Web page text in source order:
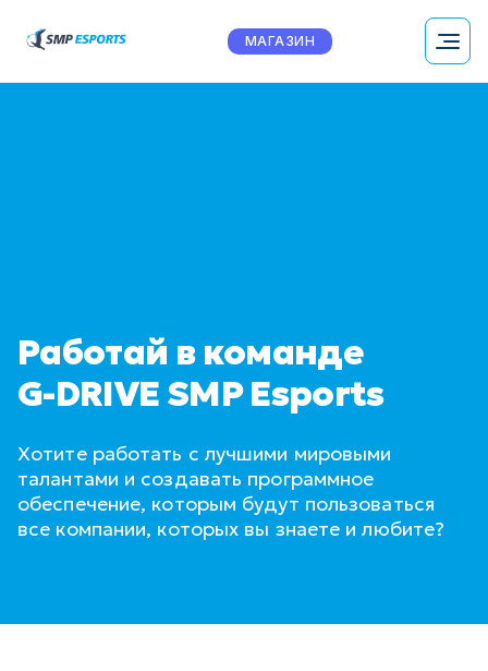
МАГАЗИН
Работай в команде
G-DRIVE SMP Esports
Хотите работать с лучшими мировыми
талантами и создавать программное
обеспечение, которым будут пользоваться
все компании, которых вы знаете и любите?